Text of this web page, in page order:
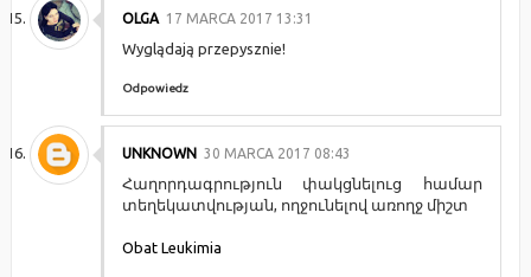
OLGA 17 MARCA 2017 13:31
Wyglądają przepysznie!
Odpowiedz
UNKNOWN 30 MARCA 2017 08:43
Հաղորդագրություն փակցնելուց համար
տեղեկատվության, ողջունելով առողջ միշտ
Obat Leukimia